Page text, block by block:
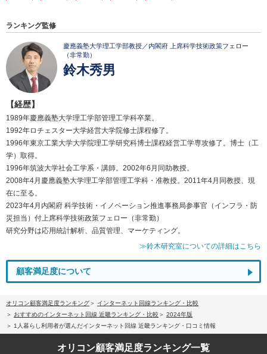
ランキング監修
慶應義塾大学理工学部教授／内閣府 上席科学技術政策フェロー
（非常勤）
鈴木秀男
【経歴】
1989年慶應義塾大学理工学部管理工学科卒業。
1992年ロチェスター大学経営大学院修士課程修了。
1996年東京工業大学大学院理工学研究科博士課程経営工学専攻修了。博士（工
学）取得。
1996年筑波大学社会工学系・講師。2002年6月同助教授。
2008年4月慶應義塾大学理工学部管理工学科・准教授。2011年4月同教授、現
在に至る。
2023年4月内閣府 科学技術・イノベーション推進事務局参事官（インフラ・防
災担当）付上席科学技術政策フェロー（非常勤）
研究分野は応用統計解析、品質管理、マーケティング。
≫鈴木研究室についての詳細はこちら
顧客満足度について
オリコン顧客満足度ランキング
インターネット回線ランキング・比較
おすすめのインターネット回線 近畿ランキング・比較
2024年版
1人暮らし利用者が選んだインターネット回線 近畿ランキング・口コミ情報
オリコン顧客満足度ランキング一覧